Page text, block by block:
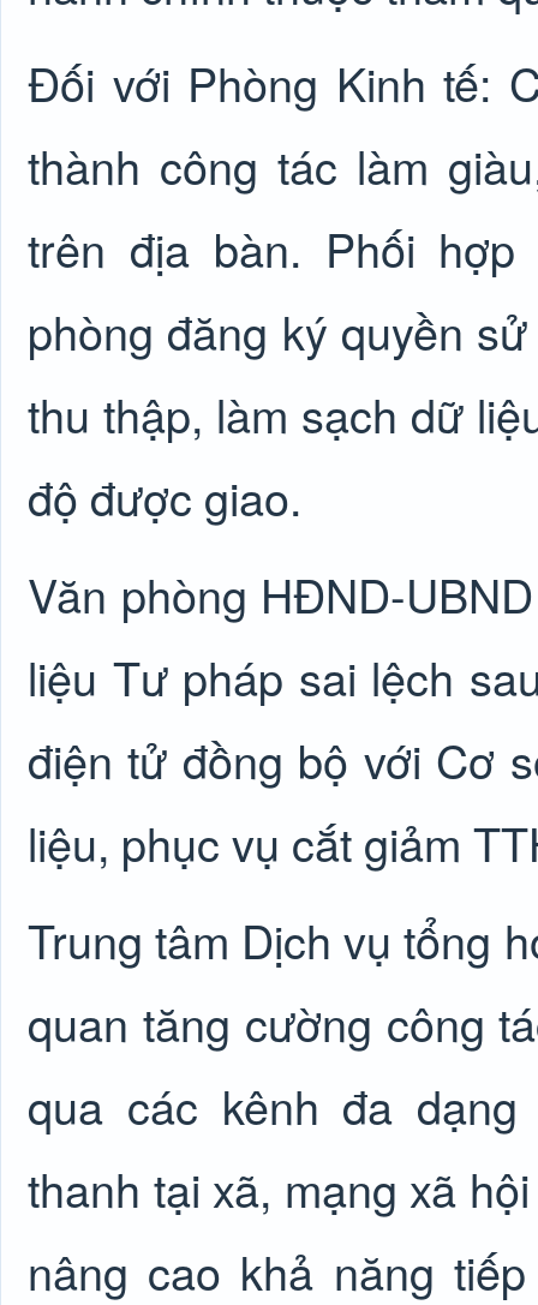
Đối với Phòng Kinh tế:
thành công tác làm
trên địa bàn. Phối
phòng đăng ký quyền
thu thập, làm sạch dữ
độ được giao.
Văn phòng HĐND-
liệu Tư pháp sai lệch
điện tử đồng bộ với Cơ
liệu, phục vụ cắt giảm
Trung tâm Dịch vụ tổng
quan tăng cường công
qua các kênh đa
thanh tại xã, mạng xã
nâng cao khả năng